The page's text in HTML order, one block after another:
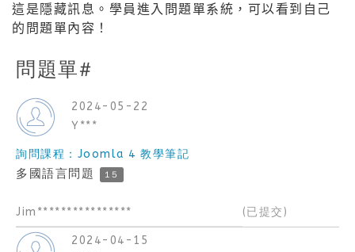
這是隱藏訊息。學員進入問題單系統，可以看到自己
的問題單內容！
問題單#
2024-05-22
Y***
詢問課程：Joomla 4 教學筆記
多國語言問題 15
Jim**************** (已提交)
2024-04-15